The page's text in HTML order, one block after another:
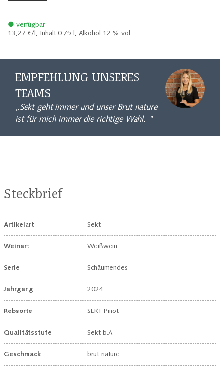
● verfügbar
13,27 €/l, Inhalt 0.75 l, Alkohol 12 % vol
EMPFEHLUNG UNSERES
TEAMS
„Sekt geht immer und unser Brut nature
ist für mich immer die richtige Wahl. "
Steckbrief
Artikelart Sekt
Weinart Weißwein
Serie Schäumendes
Jahrgang 2024
Rebsorte SEKT Pinot
Qualitätsstufe Sekt b.A
Geschmack brut nature